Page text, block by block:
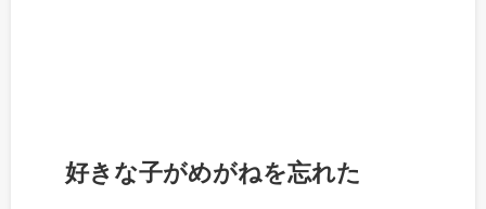
好きな子がめがねを忘れた